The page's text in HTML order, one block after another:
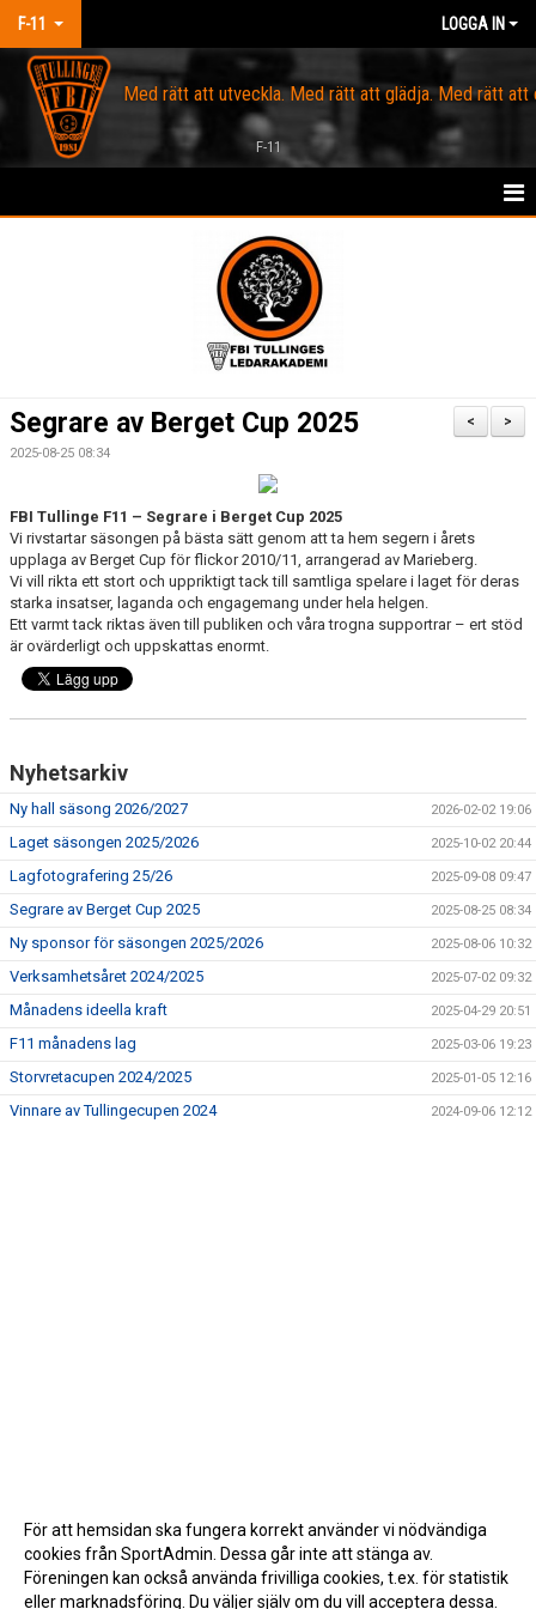
F-11 LOGGA IN
Med rätt att utveckla. Med rätt att glädja. Med rätt att
F-11
KONTAKT
PROFILKLÄDER
HITTA HALLARNA
BILDGALLERI
SOCIALT
NYHETSARKIV
DOKUMENT
>
<
Segrare av Berget Cup 2025
2025-08-25 08:34
FBI Tullinge F11 – Segrare i Berget Cup 2025
Vi rivstartar säsongen på bästa sätt genom att ta hem segern i årets
upplaga av Berget Cup för flickor 2010/11, arrangerad av Marieberg.
Vi vill rikta ett stort och uppriktigt tack till samtliga spelare i laget för deras
starka insatser, laganda och engagemang under hela helgen.
Ett varmt tack riktas även till publiken och våra trogna supportrar – ert stöd
är ovärderligt och uppskattas enormt.
Nyhetsarkiv
Ny hall säsong 2026/2027 2026-02-02 19:06
Laget säsongen 2025/2026 2025-10-02 20:44
Lagfotografering 25/26 2025-09-08 09:47
Segrare av Berget Cup 2025 2025-08-25 08:34
Ny sponsor för säsongen 2025/2026 2025-08-06 10:32
Verksamhetsåret 2024/2025 2025-07-02 09:32
Månadens ideella kraft 2025-04-29 20:51
F11 månadens lag 2025-03-06 19:23
Storvretacupen 2024/2025 2025-01-05 12:16
Vinnare av Tullingecupen 2024 2024-09-06 12:12
För att hemsidan ska fungera korrekt använder vi nödvändiga
cookies från SportAdmin. Dessa går inte att stänga av.
Föreningen kan också använda frivilliga cookies, t.ex. för statistik
eller marknadsföring. Du väljer själv om du vill acceptera dessa.